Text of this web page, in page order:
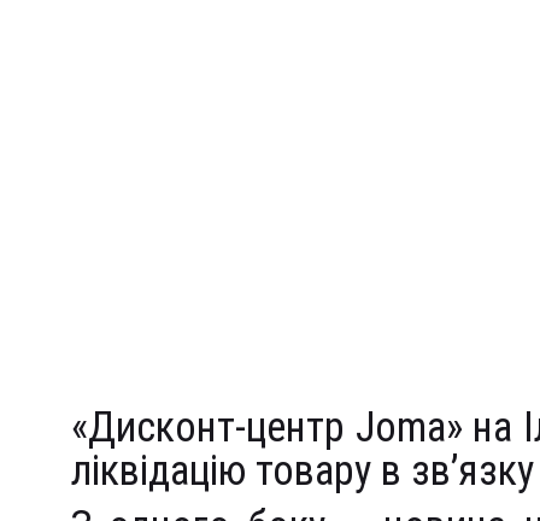
«Дисконт-центр Joma» на
ліквідацію товару в